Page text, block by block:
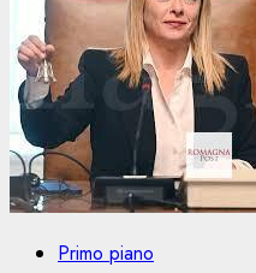
Primo piano